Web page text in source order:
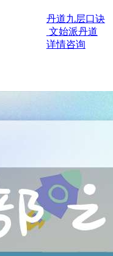
丹道九层口诀
文始派丹道
详情咨询